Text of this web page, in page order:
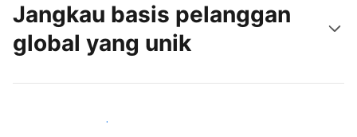
Jangkau basis pelanggan
global yang unik
Jangkau tamu baru hari ini